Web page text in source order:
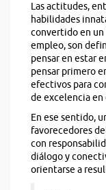
Las actitudes,
habilidades
convertido en un
empleo, son
pensar en estar
pensar primero
efectivos para
de excelencia
En ese sentido,
favorecedores
con
diálogo y
orientarse a